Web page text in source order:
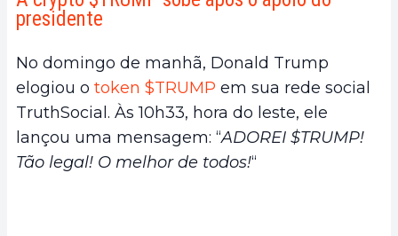
presidente
No domingo de manhã, Donald Trump
elogiou o token $TRUMP em sua rede social
TruthSocial. Às 10h33, hora do leste, ele
lançou uma mensagem: “ADOREI $TRUMP!
Tão legal! O melhor de todos!“